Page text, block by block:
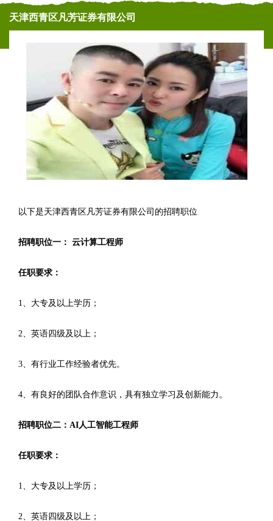
天津西青区凡芳证券有限公司
以下是天津西青区凡芳证券有限公司的招聘职位
招聘职位一： 云计算工程师
任职要求：
1、大专及以上学历；
2、英语四级及以上；
3、有行业工作经验者优先。
4、有良好的团队合作意识，具有独立学习及创新能力。
招聘职位二：AI人工智能工程师
任职要求：
1、大专及以上学历；
2、英语四级及以上；